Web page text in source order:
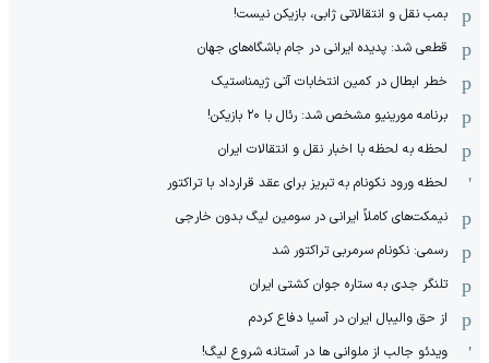
بمب نقل و انتقالاتی ژابی، بازیکن نیست!
قطعی شد: پدیده ایرانی در جام باشگاه‌های جهان
خطر ابطال در کمین انتخابات آتی ژیمناستیک
برنامه مورینیو مشخص شد: رئال با ۲۰ بازیکن!
لحظه به لحظه با اخبار نقل و انتقالات ایران
لحظه ورود نکونام به تبریز برای عقد قرارداد با تراکتور
نیمکت‌های کاملاً ایرانی در سومین لیگ بدون خارجی
رسمی: نکونام سرمربی تراکتور شد
تلنگر جدی به ستاره جوان کشتی ایران
از حق والیبال ایران در آسیا دفاع کردم
ویدئو جالب از ملوانی ها در آستانه شروع لیگ!